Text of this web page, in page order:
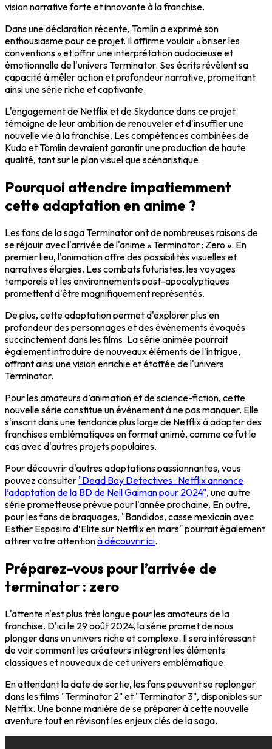
vision narrative forte et innovante à la franchise.
Dans une déclaration récente, Tomlin a exprimé son
enthousiasme pour ce projet. Il affirme vouloir « briser les
conventions » et offrir une interprétation audacieuse et
émotionnelle de l'univers Terminator. Ses écrits révèlent sa
capacité à mêler action et profondeur narrative, promettant
ainsi une série riche et captivante.
L'engagement de Netflix et de Skydance dans ce projet
témoigne de leur ambition de renouveler et d'insuffler une
nouvelle vie à la franchise. Les compétences combinées de
Kudo et Tomlin devraient garantir une production de haute
qualité, tant sur le plan visuel que scénaristique.
Pourquoi attendre impatiemment
cette adaptation en anime ?
Les fans de la saga Terminator ont de nombreuses raisons de
se réjouir avec l'arrivée de l'anime « Terminator : Zero ». En
premier lieu, l'animation offre des possibilités visuelles et
narratives élargies. Les combats futuristes, les voyages
temporels et les environnements post-apocalyptiques
promettent d'être magnifiquement représentés.
De plus, cette adaptation permet d'explorer plus en
profondeur des personnages et des événements évoqués
succinctement dans les films. La série animée pourrait
également introduire de nouveaux éléments de l'intrigue,
offrant ainsi une vision enrichie et étoffée de l'univers
Terminator.
Pour les amateurs d’animation et de science-fiction, cette
nouvelle série constitue un événement à ne pas manquer. Elle
s'inscrit dans une tendance plus large de Netflix à adapter des
franchises emblématiques en format animé, comme ce fut le
cas avec d'autres projets populaires.
Pour découvrir d'autres adaptations passionnantes, vous
pouvez consulter "Dead Boy Detectives : Netflix annonce
l’adaptation de la BD de Neil Gaiman pour 2024", une autre
série prometteuse prévue pour l'année prochaine. En outre,
pour les fans de braquages, "Bandidos, casse mexicain avec
Esther Esposito d’Elite sur Netflix en mars" pourrait également
attirer votre attentionà découvrir ici.
Préparez-vous pour l’arrivée de
terminator : zero
L'attente n'est plus très longue pour les amateurs de la
franchise. D'ici le 29 août 2024, la série promet de nous
plonger dans un univers riche et complexe. Il sera intéressant
de voir comment les créateurs intègrent les éléments
classiques et nouveaux de cet univers emblématique.
En attendant la date de sortie, les fans peuvent se replonger
dans les films "Terminator 2" et "Terminator 3", disponibles sur
Netflix. Une bonne manière de se préparer à cette nouvelle
aventure tout en révisant les enjeux clés de la saga.